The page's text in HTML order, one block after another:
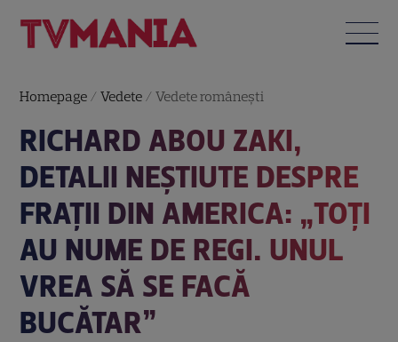
Homepage /Vedete /Vedete româneşti
RICHARD ABOU ZAKI,
DETALII NEȘTIUTE DESPRE
FRAȚII DIN AMERICA: „TOȚI
AU NUME DE REGI. UNUL
VREA SĂ SE FACĂ
BUCĂTAR”